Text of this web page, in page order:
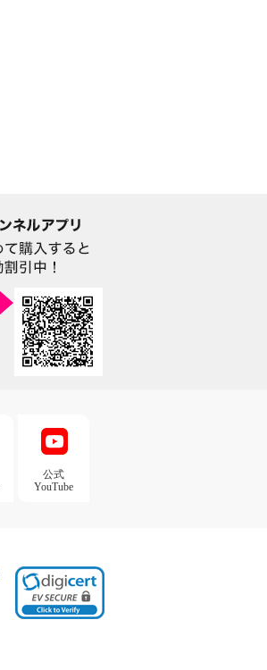
公式
YouTube